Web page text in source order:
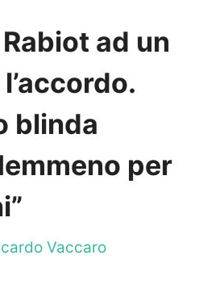
ad un
blinda
per
Vaccaro